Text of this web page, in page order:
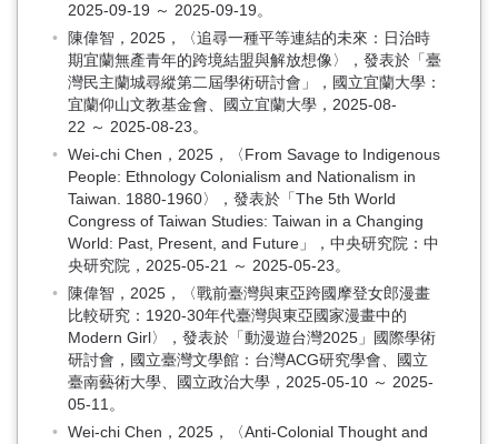
2025-09-19 ～ 2025-09-19。
陳偉智，2025，〈追尋一種平等連結的未來：日治時
期宜蘭無產青年的跨境結盟與解放想像〉，發表於「臺
灣民主蘭城尋縱第二屆學術研討會」，國立宜蘭大學：
宜蘭仰山文教基金會、國立宜蘭大學，2025-08-
22 ～ 2025-08-23。
Wei-chi Chen，2025，〈From Savage to Indigenous
People: Ethnology Colonialism and Nationalism in
Taiwan. 1880-1960〉，發表於「The 5th World
Congress of Taiwan Studies: Taiwan in a Changing
World: Past, Present, and Future」，中央研究院：中
央研究院，2025-05-21 ～ 2025-05-23。
陳偉智，2025，〈戰前臺灣與東亞跨國摩登女郎漫畫
比較研究：1920-30年代臺灣與東亞國家漫畫中的
Modern Girl〉，發表於「動漫遊台灣2025」國際學術
研討會，國立臺灣文學館：台灣ACG研究學會、國立
臺南藝術大學、國立政治大學，2025-05-10 ～ 2025-
05-11。
Wei-chi Chen，2025，〈Anti-Colonial Thought and